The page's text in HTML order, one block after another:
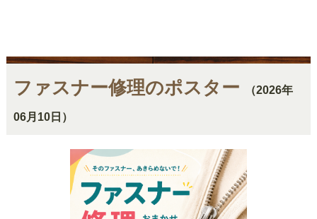
ファスナー修理のポスター （2026年
06月10日）